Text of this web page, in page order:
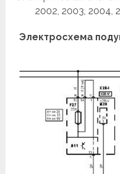
2002, 2003, 2004,
Электросхема